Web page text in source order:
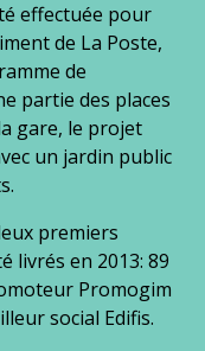
effectuée pour
de La Poste,
de
partie des places
gare, le projet
un jardin public
premiers
livrés en 2013: 89
Promogim
social Edifis.